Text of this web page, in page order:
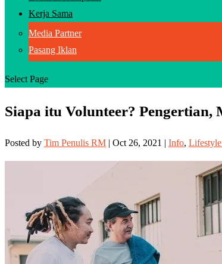
Kerja Sama
Media Partner
Pasang Iklan
Select Page
Siapa itu Volunteer?
Posted by Tim Penulis RM | Oct 26, 2021 | Info,